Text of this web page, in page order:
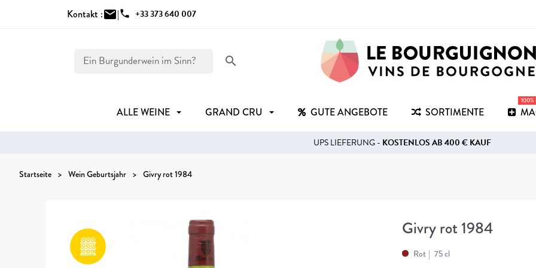
Kontakt :mail|phone +33 373 640 007
search
ALLE WEINE GRAND CRU GUTE ANGEBOTE SORTIMENTE
UPS LIEFERUNG - KOSTENLOS AB 400 € KAUF
Startseite Wein Geburtsjahr Givry rot 1984
Givry rot 1984
Rot 75 cl